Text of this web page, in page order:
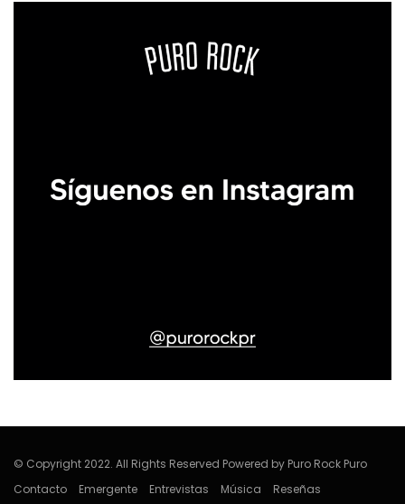
© Copyright 2022. All Rights Reserved Powered by Puro Rock Puro
Contacto
Emergente Entrevistas Música Reseñas